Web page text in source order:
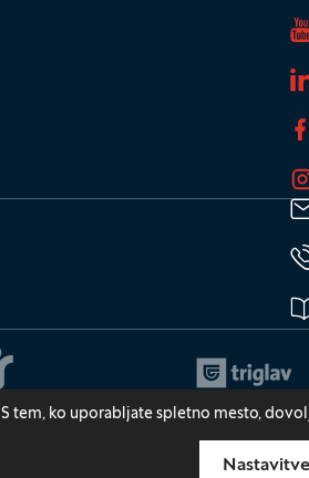
S tem, ko uporabljate spletno mesto,
Nastavitve
Varstvo osebnih